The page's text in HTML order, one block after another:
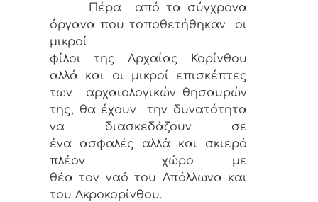
Πέρα από τα σύγχρονα
όργανα που τοποθετήθηκαν οι
μικροί
φίλοι της Αρχαίας Κορίνθου
αλλά και οι μικροί επισκέπτες
των αρχαιολογικών θησαυρών
της, θα έχουν την δυνατότητα
να διασκεδάζουν σε
ένα ασφαλές αλλά και σκιερό
πλέον χώρο με
θέα τον ναό του Απόλλωνα και
του Ακροκορίνθου.